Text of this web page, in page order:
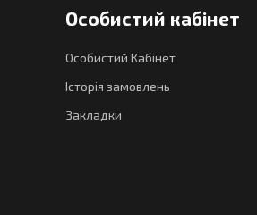
Особистий кабінет
Особистий Кабінет
Історія замовлень
Закладки